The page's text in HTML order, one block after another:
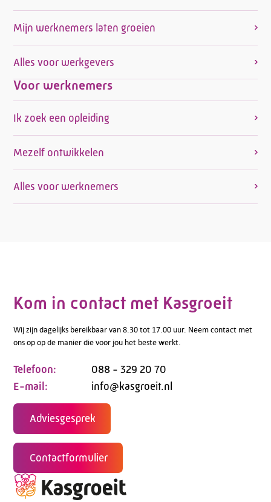
Mijn werknemers laten groeien
Alles voor werkgevers
Voor werknemers
Ik zoek een opleiding
Mezelf ontwikkelen
Alles voor werknemers
Kom in contact met Kasgroeit
Wij zijn dagelijks bereikbaar van 8.30 tot 17.00 uur. Neem contact met
ons op op de manier die voor jou het beste werkt.
Telefoon:
088 - 329 20 70
E-mail:
info@kasgroeit.nl
Adviesgesprek
Contactformulier